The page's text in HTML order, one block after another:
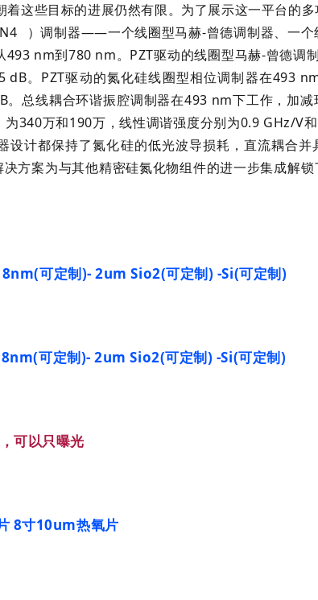
这些目标的进展仍然有限。为了展示这一平台的
）调制器——一个线圈型马赫-曾德调制器、一个
493 nm到780 nm。PZT驱动的线圈型马赫-曾德调
。PZT驱动的氮化硅线圈型相位调制器在493
。总线耦合环谐振腔调制器在493 nm下工作，加
340万和190万，线性调谐强度分别为0.9 GHz/V
计都保持了氮化硅的低光波导损耗，直流耦合并
方案为与其他精密硅氮化物组件的进一步集成解
可定制)- 2um Sio2(可定制) -Si(可定制)
可定制)- 2um Sio2(可定制) -Si(可定制)
可以只曝光
8寸10um热氧片